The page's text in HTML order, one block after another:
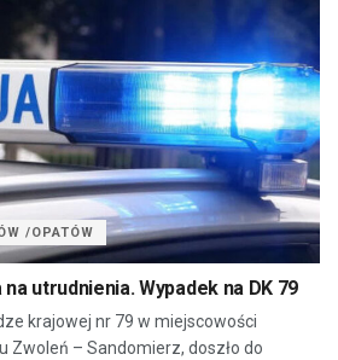
/OPATÓW
utrudnienia. Wypadek na DK 79
krajowej nr 79 w miejscowości
Zwoleń – Sandomierz, doszło do